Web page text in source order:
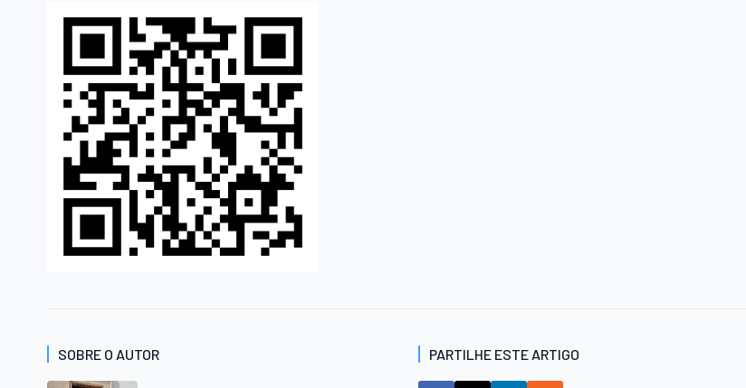
SOBRE O AUTOR PARTILHE ESTE ARTIGO